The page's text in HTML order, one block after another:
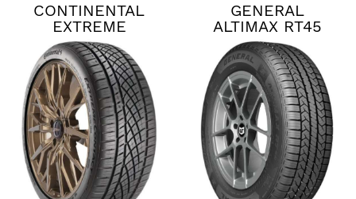
CONTINENTAL
EXTREME
CONTACT DWS06
PLUS
GENERAL
ALTIMAX RT45